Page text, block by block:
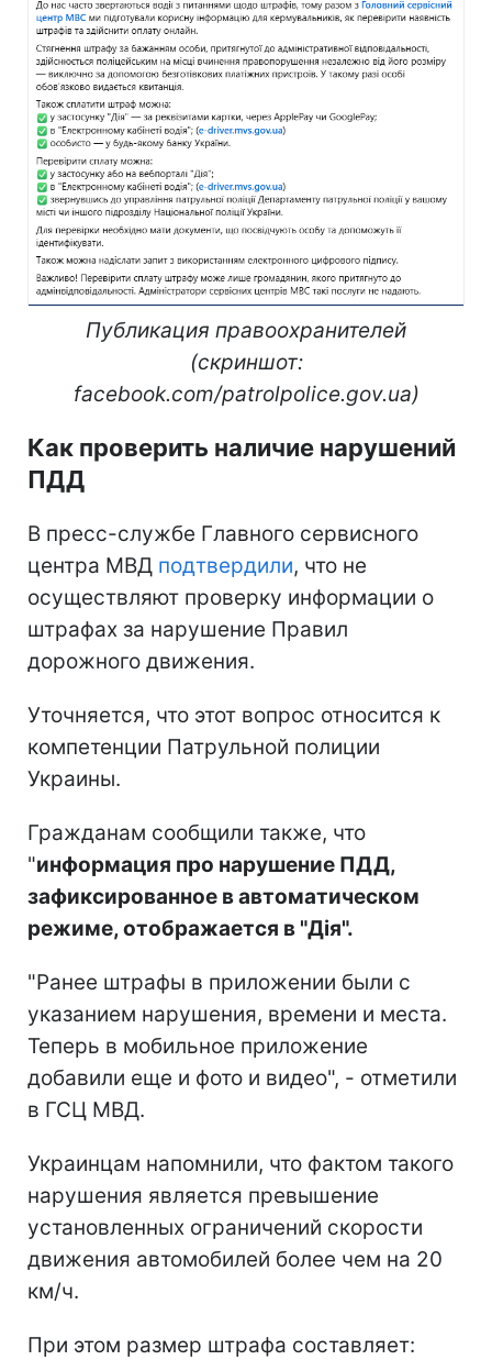
Публикация правоохранителей
(скриншот:
facebook.com/patrolpolice.gov.ua)
Как проверить наличие нарушений
ПДД
В пресс-службе Главного сервисного
центра МВД подтвердили, что не
осуществляют проверку информации о
штрафах за нарушение Правил
дорожного движения.
Уточняется, что этот вопрос относится к
компетенции Патрульной полиции
Украины.
Гражданам сообщили также, что
"информация про нарушение ПДД,
зафиксированное в автоматическом
режиме, отображается в "Дія".
"Ранее штрафы в приложении были с
указанием нарушения, времени и места.
Теперь в мобильное приложение
добавили еще и фото и видео", - отметили
в ГСЦ МВД.
Украинцам напомнили, что фактом такого
нарушения является превышение
установленных ограничений скорости
движения автомобилей более чем на 20
км/ч.
При этом размер штрафа составляет: